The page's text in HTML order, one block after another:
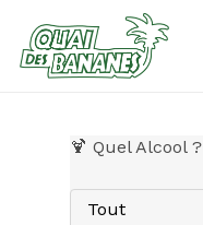
main
content
🍹 Quel Alcool ?
Tout